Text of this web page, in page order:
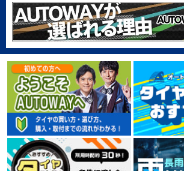
ARMSTRONG（アームストロン
フロリダ州のマイアミに拠点を
造施設で、乗用車、商用車のタ
総合評価：166件
FEDERAL
フェデラル
FEDERAL（フェデラル）は、
れ、1960年から1979年はブリ
2000年までは住友ゴム工業（ダ
術提供を行い、基礎から高度な
得。独自のブランドを築き上げ
の国、100以上の地域に代理店
ルネットワークを持つタイヤ
総合評価：7件
(4.86点)ike*******さん
MINERVA F205 215/45R17.Z 91Y XL
価格以上の性能を感じられるコスパ抜群のタイヤで
ともに想像以上で、街乗りでは安心して走れます。
若干心配はしていますが、この値段ではと割り切り
きます。
(5.00点)pek*******さん
RADAR Dimax R8+ 275/40R19.Z 105Y XL
とても良く助かって居ます。ありがとう御座いまし
(5.00点)sig*******さん
MINERVA 209 165/60R15 81T XL
素早い対応ありがとうございました びっくりするく